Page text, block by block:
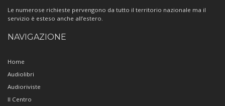
Le numerose richieste pervengono da tutto il territorio nazionale ma il
servizio è esteso anche all’estero.
NAVIGAZIONE
Home
Audiolibri
Audioriviste
Il Centro